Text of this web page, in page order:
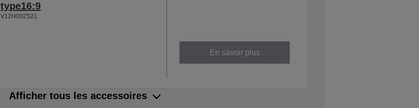
type16:9
V12H002S21
En savoir plus
Afficher tous les accessoires